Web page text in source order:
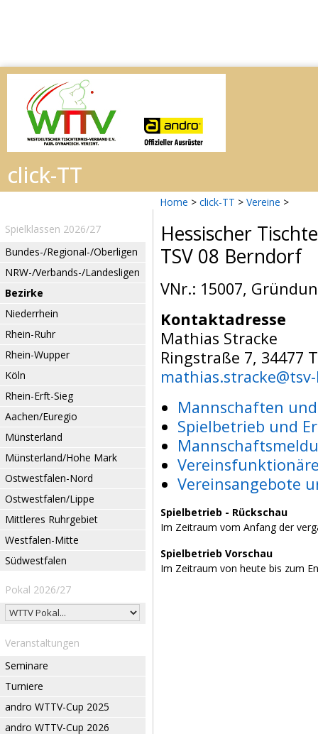
Home > click-TT > Vereine >
Spielklassen 2026/27
Bundes-/Regional-/Oberligen
NRW-/Verbands-/Landesligen
Bezirke
Niederrhein
Rhein-Ruhr
Rhein-Wupper
Köln
Rhein-Erft-Sieg
Aachen/Euregio
Münsterland
Münsterland/Hohe Mark
Ostwestfalen-Nord
Ostwestfalen/Lippe
Mittleres Ruhrgebiet
Westfalen-Mitte
Südwestfalen
Pokal 2026/27
Veranstaltungen
Seminare
Turniere
andro WTTV-Cup 2025
andro WTTV-Cup 2026
Hessischer
TSV 08 Berndorf
VNr.: 15007,
Kontaktadresse
Mathias Stracke
Ringstraße 7, 34477
Mannschaften
Spielbetrieb und
Vereinsangebote
Spielbetrieb - Rückschau
Im Zeitraum vom Anfang der
Spielbetrieb Vorschau
Im Zeitraum von heute bis zum